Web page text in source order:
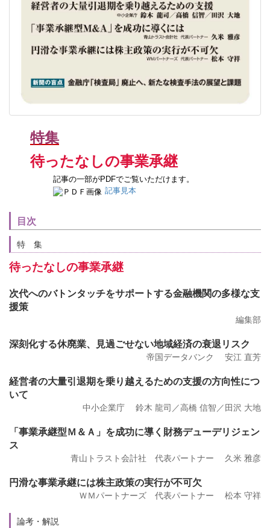
特集
待ったなしの事業承継
記事の一部がPDFでご覧いただけます。
記事見本
目次
特 集
待ったなしの事業承継
次代へのバトンタッチをサポートする金融機関の多様な支
援策
編集部
深刻化する休廃業、見過ごせない地域経済の衰退リスク
帝国データバンク 安江 直芳
経営者の大量引退期を乗り越えるための支援の方向性につ
いて
中小企業庁 鈴木 龍司／高橋 信智／田沢 大地
「事業承継型Ｍ＆Ａ」を成功に導く財務デューデリジェン
ス
青山トラスト会計社 代表パートナー 久米 雅彦
円滑な事業承継には株主政策の実行が不可欠
ＷＭパートナーズ 代表パートナー 松本 守祥
論考・解説